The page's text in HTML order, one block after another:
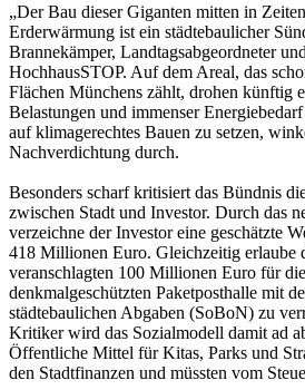
„Der Bau dieser Giganten mitten in
Erderwärmung ist ein städtebaulicher
Brannekämper, Landtagsabgeordneter
HochhausSTOP. Auf dem Areal, das
Flächen Münchens zählt, drohen künftig
Belastungen und immenser
auf klimagerechtes Bauen zu setzen,
Nachverdichtung durch.
Besonders scharf kritisiert das Bündnis
zwischen Stadt und Investor. Durch das
verzeichne der Investor eine geschätzte
418 Millionen Euro. Gleichzeitig erlaube
veranschlagten 100 Millionen Euro für
denkmalgeschützten Paketposthalle mit
städtebaulichen Abgaben (SoBoN) zu
Kritiker wird das Sozialmodell damit ad
Öffentliche Mittel für Kitas, Parks und
den Stadtfinanzen und müssten vom